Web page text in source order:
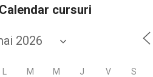
Calendar cursuri
M M J V S